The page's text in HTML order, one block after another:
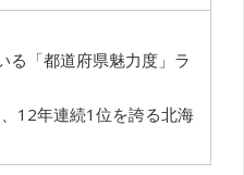
る「都道府県魅力度」ラ
12年連続1位を誇る北海